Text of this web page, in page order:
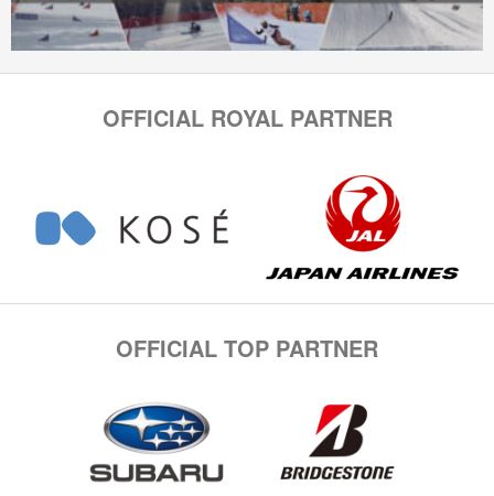
OFFICIAL ROYAL PARTNER
OFFICIAL TOP PARTNER